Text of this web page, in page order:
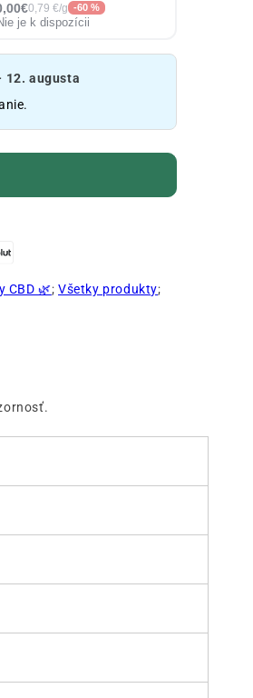
0,79 €/g -60 %
je k dispozícii
12. augusta
CBD 🌿;Všetky produkty;